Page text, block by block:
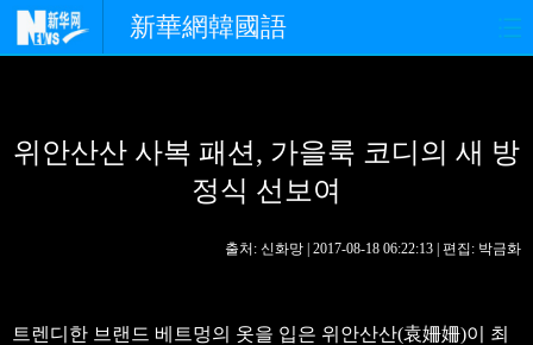
新華網韓國語
경제 사회 포토
핫 TV
생생 중국어
위안산산 사복 패션, 가을룩 코디의 새 방
정식 선보여
출처: 신화망 | 2017-08-18 06:22:13 | 편집: 박금화
트렌디한 브랜드 베트멍의 옷을 입은 위안산산(袁姍姍)이 최